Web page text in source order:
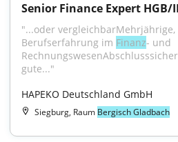
Senior Finance Expert HGB/
"...oder
Berufserfahrung im Finanz- und
gute..."
HAPEKO Deutschland GmbH
Siegburg, Raum Bergisch Gladbach